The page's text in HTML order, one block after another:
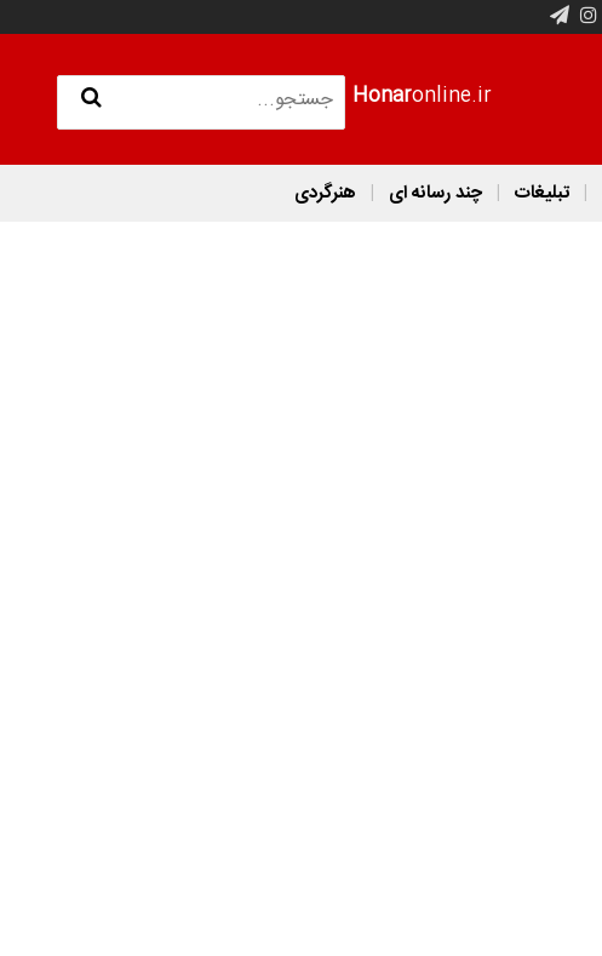
Honaronline.ir
تبلیغات چند رسانه ای هنرگردی